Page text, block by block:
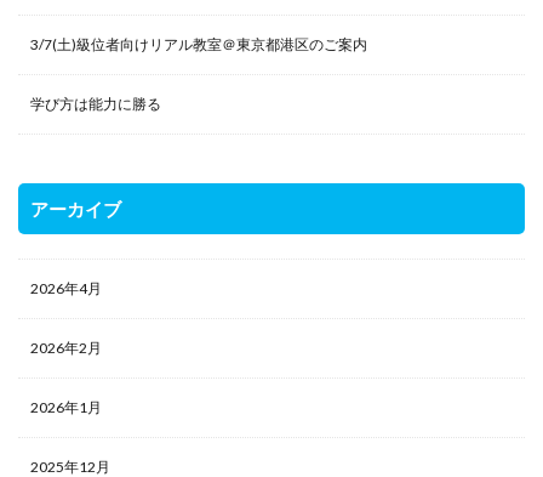
3/7(土)級位者向けリアル教室＠東京都港区のご案内
学び方は能力に勝る
アーカイブ
2026年4月
2026年2月
2026年1月
2025年12月